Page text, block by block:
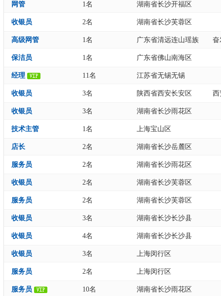
网管 1名 湖南省长沙开福区
收银员 2名 湖南省长沙芙蓉区
高级网管 1名 广东省清远连山瑶族 奋
保洁员 1名 广东省佛山南海区
经理 11名 江苏省无锡无锡
收银员 3名 陕西省西安长安区 西
收银员 3名 湖南省长沙雨花区
技术主管 1名 上海宝山区
店长 2名 湖南省长沙岳麓区
服务员 2名 湖南省长沙雨花区
收银员 2名 湖南省长沙芙蓉区
服务员 2名 湖南省长沙芙蓉区
收银员 3名 湖南省长沙长沙县
收银员 4名 湖南省长沙长沙县
收银员 3名 上海闵行区
服务员 2名 上海闵行区
服务员 10名 湖南省长沙雨花区